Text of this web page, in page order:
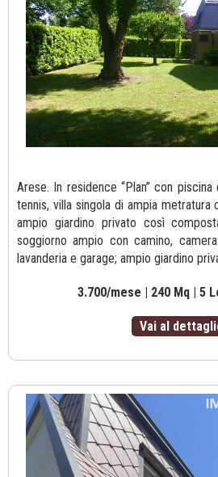
Arese. In residence “Plan” con
tennis, villa singola di ampia
ampio giardino privato così
soggiorno ampio con camino,
lavanderia e garage; ampio giardino
3.700/mese | 240 Mq | 5
Vai al